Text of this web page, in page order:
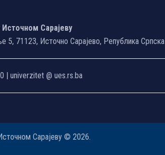
Источном Сарајеву
5, 71123, Источно Сарајево, Република Српска
| univerzitet @ ues.rs.ba
Сарајеву © 2026.